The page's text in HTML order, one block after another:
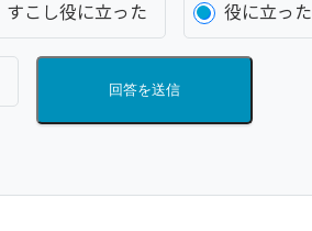
すこし役に立った 役に立った
回答を送信